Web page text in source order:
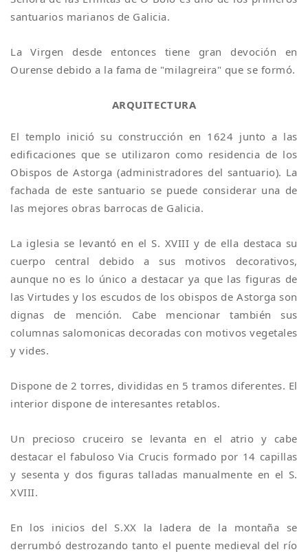
santuarios marianos de Galicia.
La Virgen desde entonces tiene gran devoción en
Ourense debido a la fama de "milagreira" que se formó.
ARQUITECTURA
El templo inició su construcción en 1624 junto a las
edificaciones que se utilizaron como residencia de los
Obispos de Astorga (administradores del santuario). La
fachada de este santuario se puede considerar una de
las mejores obras barrocas de Galicia.
La iglesia se levantó en el S. XVIII y de ella destaca su
cuerpo central debido a sus motivos decorativos,
aunque no es lo único a destacar ya que las figuras de
las Virtudes y los escudos de los obispos de Astorga son
dignas de mención. Cabe mencionar también sus
columnas salomonicas decoradas con motivos vegetales
y vides.
Dispone de 2 torres, divididas en 5 tramos diferentes. El
interior dispone de interesantes retablos.
Un precioso cruceiro se levanta en el atrio y cabe
destacar el fabuloso Via Crucis formado por 14 capillas
y sesenta y dos figuras talladas manualmente en el S.
XVIII.
En los inicios del S.XX la ladera de la montaña se
derrumbó destrozando tanto el puente medieval del río